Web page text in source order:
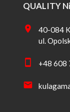
QUALITY
40-084
ul.
+48 608